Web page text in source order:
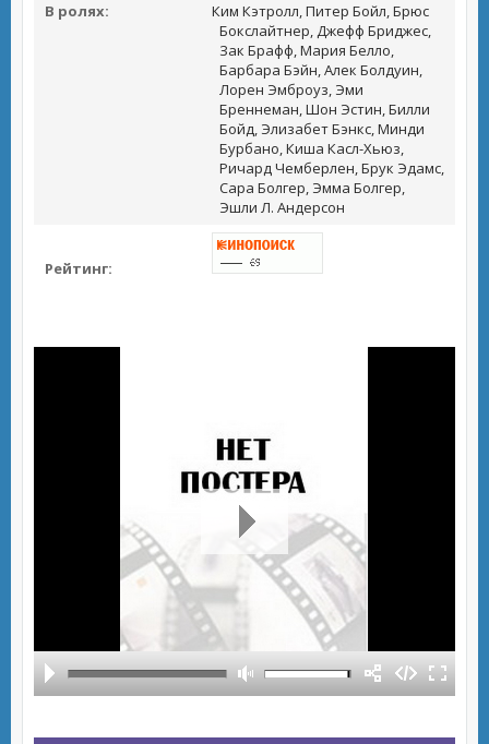
В ролях:
Ким Кэтролл, Питер Бойл, Брюс
Бокслайтнер, Джефф Бриджес,
Зак Брафф, Мария Белло,
Барбара Бэйн, Алек Болдуин,
Лорен Эмброуз, Эми
Бреннеман, Шон Эстин, Билли
Бойд, Элизабет Бэнкс, Минди
Бурбано, Киша Касл-Хьюз,
Ричард Чемберлен, Брук Эдамс,
Сара Болгер, Эмма Болгер,
Эшли Л. Андерсон
Рейтинг: